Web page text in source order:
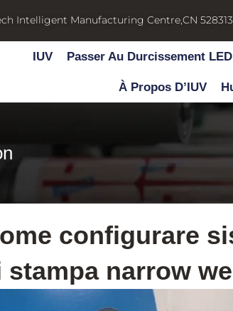
Intelligent Manufacturing Centre,CN 528313
IUV Passer Au Durcissement LED
À Propos D’IUV
configurare
narrow